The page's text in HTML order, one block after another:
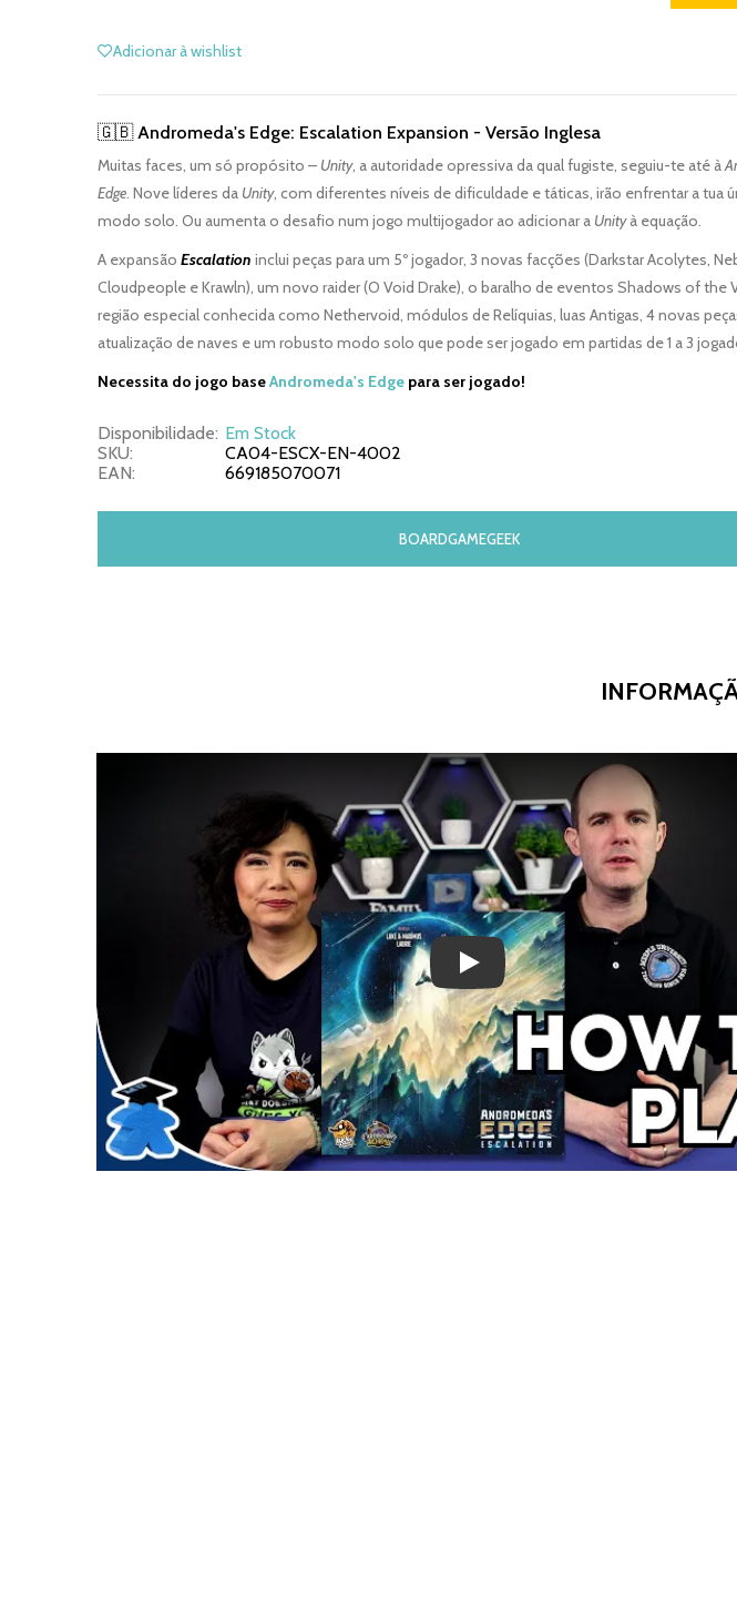
Adicionar à wishlist
🇬🇧 Andromeda's Edge: Escalation Expansion - Versão Inglesa
Muitas faces, um só propósito – Unity, a autoridade opressiva da qual fugiste, seguiu-te até à
Edge. Nove líderes da Unity, com diferentes níveis de dificuldade e táticas, irão enfrentar a tua
modo solo. Ou aumenta o desafio num jogo multijogador ao adicionar a Unityà equação.
A expansão Escalation inclui peças para um 5º jogador, 3 novas facções (Darkstar Acolytes,
Cloudpeople e Krawln), um novo raider (O Void Drake), o baralho de eventos Shadows of the
região especial conhecida como Nethervoid, módulos de Relíquias, luas Antigas, 4 novas
atualização de naves e um robusto modo solo que pode ser jogado em partidas de 1 a 3
Necessita do jogo baseAndromeda's Edge para ser jogado!
Disponibilidade: Em Stock
SKU:
CA04-ESCX-EN-4002
EAN:
669185070071
BOARDGAMEGEEK
Play